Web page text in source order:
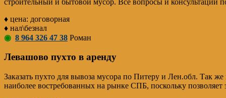
♦ цена: договорная
♦ нал\безнал
◉ 8 964 326 47 38 Роман
Левашово пухто в аренду
Заказать пухто для вывоза мусора по Питеру и Лен.обл. Так
наиболее востребованных на рынке СПБ, поскольку